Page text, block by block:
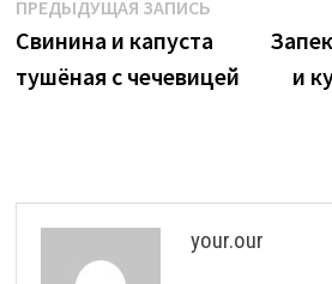
Навигация
по
записям
ПРЕДЫДУЩАЯ ЗАПИСЬПредыдущая
запись:
Свинина и капуста
тушёная с чечевицей
и
your.our